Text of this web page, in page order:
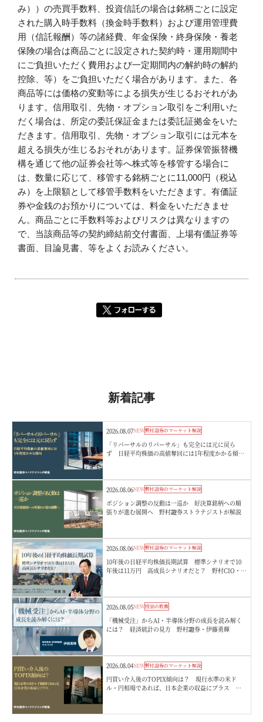
み））の売買手数料、投資信託の場合は銘柄ごとに設定
された購入時手数料（換金時手数料）および運用管理費
用（信託報酬）等の諸経費、年金保険・終身保険・養老
保険の場合は商品ごとに設定された契約時・運用期間中
にご負担いただく費用および一定期間内の解約時の解約
控除、等）をご負担いただく場合があります。また、各
商品等には価格の変動等による損失が生じるおそれがあ
ります。信用取引、先物・オプション取引をご利用いた
だく場合は、所定の委託保証金または委託証拠金をいた
だきます。信用取引、先物・オプション取引には元本を
超える損失が生じるおそれがあります。証券保管振替機
構を通じて他の証券会社等へ株式等を移管する場合に
は、数量に応じて、移管する銘柄ごとに11,000円（税込
み）を上限額として移管手数料をいただきます。有価証
券や金銭のお預かりについては、料金をいただきませ
ん。商品ごとに手数料等およびリスクは異なりますの
で、当該商品等の契約締結前交付書面、上場有価証券等
書面、目論見書、等をよくお読みください。
新着記事
2026.08.07NEW野村證券のマーケット解説
「リバーサルのリバーサル」も完全には元に戻ら
ず 日経平均株価の高値奪回には1年程度かかる傾
2026.08.06NEW野村證券のマーケット解説
ポジション調整の反動は一巡か 好決算銘柄への順
張りが進む展開へ 野村證券ストラテジストが解説
2026.08.06NEW野村證券のマーケット解説
10年後の日経平均株価長期試算 標準シナリオで10
年後は11万円 高成長シナリオだと？ 野村CIO・宮
2026.08.05NEW投資の教養
「機械受注」からAI・半導体分野の成長を読み解く
には？ 経済統計の見方 野村證券・伊藤勇輝
2026.08.04NEW野村證券のマーケット解説
円買い介入後のTOPIX傾向は？ 現行水準の米ド
ル・円相場であれば、日本企業の収益にプラス 野